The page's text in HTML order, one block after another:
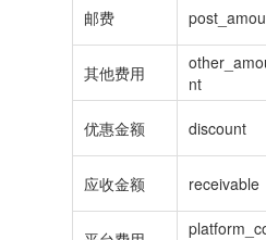
邮费
其他费用
nt
优惠金额 discount
应收金额 receivable